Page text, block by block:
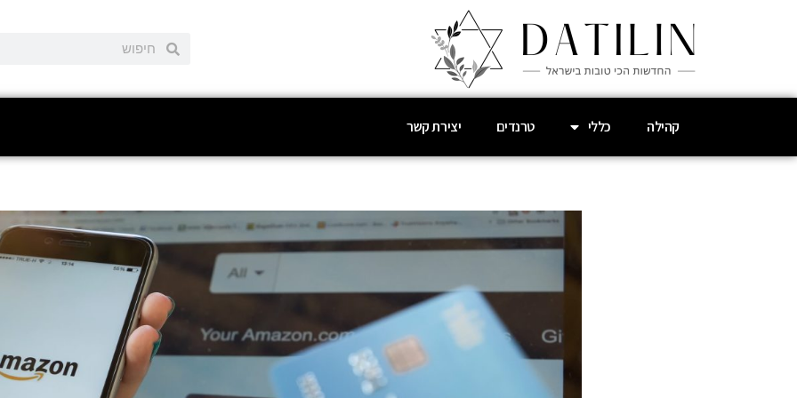
קהילה כללי טרנדים יצירת קשר